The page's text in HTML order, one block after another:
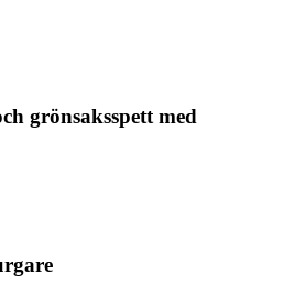
grönsaksspett med